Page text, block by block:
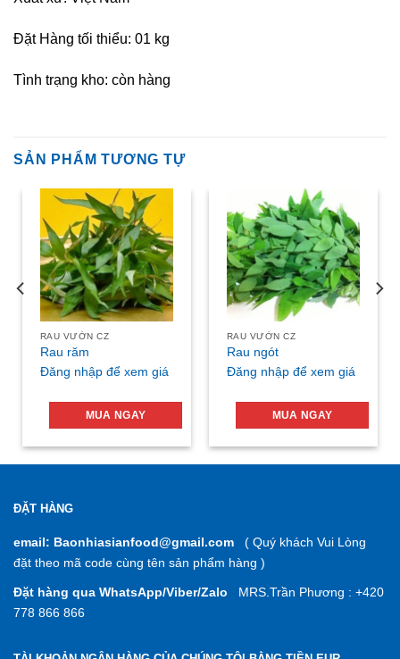
Đặt Hàng tối thiểu: 01 kg
Tình trạng kho: còn hàng
SẢN PHẨM TƯƠNG TỰ
RAU VƯỜN CZ
Rau răm
Đăng nhập để xem giá
MUA NGAY
RAU VƯỜN CZ
Rau ngót
Đăng nhập để xem giá
MUA NGAY
ĐẶT HÀNG
email: Baonhiasianfood@gmail.com ( Quý khách Vui Lòng
đặt theo mã code cùng tên sản phẩm hàng )
Đặt hàng qua WhatsApp/Viber/Zalo MRS.Trần Phương : +420
778 866 866